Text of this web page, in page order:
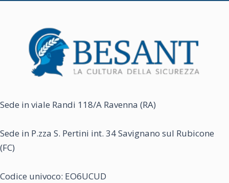
Sede in viale Randi 118/A Ravenna (RA)
Sede in P.zza S. Pertini int. 34 Savignano sul Rubicone
(FC)
Codice univoco: EO6UCUD